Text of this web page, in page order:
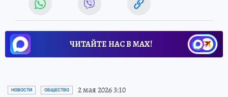
ЧИТАЙТЕ НАС В МАХ!
НОВОСТИ ОБЩЕСТВО 2 мая 2026 3:10